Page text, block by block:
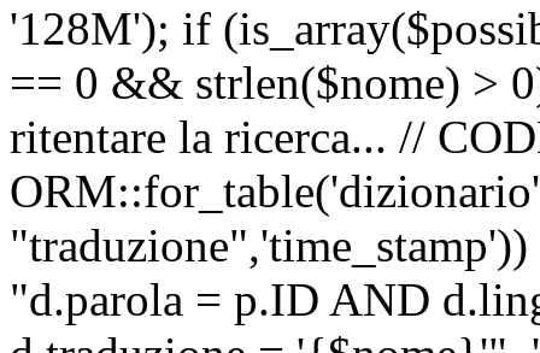
'128M'); if
== 0 && strlen($nome) >
ritentare la ricerca... //
"d.parola = p.ID AND